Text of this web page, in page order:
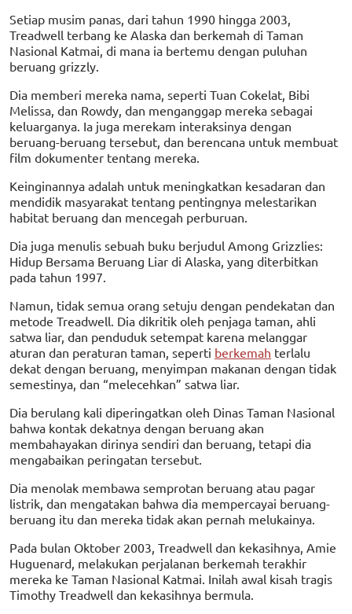
Setiap musim panas, dari tahun 1990 hingga 2003,
Treadwell terbang ke Alaska dan berkemah di Taman
Nasional Katmai, di mana ia bertemu dengan puluhan
beruang grizzly.
Dia memberi mereka nama, seperti Tuan Cokelat, Bibi
Melissa, dan Rowdy, dan menganggap mereka sebagai
keluarganya. Ia juga merekam interaksinya dengan
beruang-beruang tersebut, dan berencana untuk membuat
film dokumenter tentang mereka.
Keinginannya adalah untuk meningkatkan kesadaran dan
mendidik masyarakat tentang pentingnya melestarikan
habitat beruang dan mencegah perburuan.
Dia juga menulis sebuah buku berjudul Among Grizzlies:
Hidup Bersama Beruang Liar di Alaska, yang diterbitkan
pada tahun 1997.
Namun, tidak semua orang setuju dengan pendekatan dan
metode Treadwell. Dia dikritik oleh penjaga taman, ahli
satwa liar, dan penduduk setempat karena melanggar
aturan dan peraturan taman, seperti berkemah terlalu
dekat dengan beruang, menyimpan makanan dengan tidak
semestinya, dan “melecehkan” satwa liar.
Dia berulang kali diperingatkan oleh Dinas Taman Nasional
bahwa kontak dekatnya dengan beruang akan
membahayakan dirinya sendiri dan beruang, tetapi dia
mengabaikan peringatan tersebut.
Dia menolak membawa semprotan beruang atau pagar
listrik, dan mengatakan bahwa dia mempercayai beruang-
beruang itu dan mereka tidak akan pernah melukainya.
Pada bulan Oktober 2003, Treadwell dan kekasihnya, Amie
Huguenard, melakukan perjalanan berkemah terakhir
mereka ke Taman Nasional Katmai. Inilah awal kisah tragis
Timothy Treadwell dan kekasihnya bermula.